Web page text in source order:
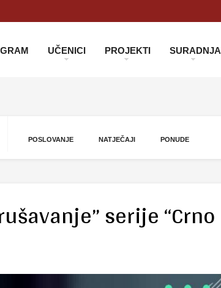
UČENICI PROJEKTI SURADNJA
POSLOVANJE NATJEČAJI PONUDE
serije “Crno